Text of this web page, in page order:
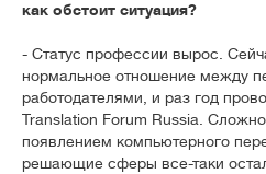
как обстоит ситуация?
- Статус профессии вырос.
нормальное отношение между
работодателями, и раз год
Translation Forum Russia.
появлением компьютерного
решающие сферы все-таки